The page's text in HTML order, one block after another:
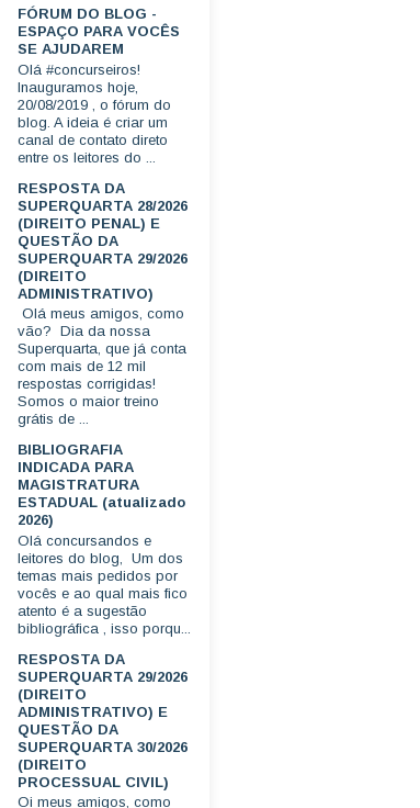
FÓRUM DO BLOG -
ESPAÇO PARA VOCÊS
SE AJUDAREM
Olá #concurseiros!
Inauguramos hoje,
20/08/2019 , o fórum do
blog. A ideia é criar um
canal de contato direto
entre os leitores do ...
RESPOSTA DA
SUPERQUARTA 28/2026
(DIREITO PENAL) E
QUESTÃO DA
SUPERQUARTA 29/2026
(DIREITO
ADMINISTRATIVO)
Olá meus amigos, como
vão? Dia da nossa
Superquarta, que já conta
com mais de 12 mil
respostas corrigidas!
Somos o maior treino
grátis de ...
BIBLIOGRAFIA
INDICADA PARA
MAGISTRATURA
ESTADUAL (atualizado
2026)
Olá concursandos e
leitores do blog, Um dos
temas mais pedidos por
vocês e ao qual mais fico
atento é a sugestão
bibliográfica , isso porqu...
RESPOSTA DA
SUPERQUARTA 29/2026
(DIREITO
ADMINISTRATIVO) E
QUESTÃO DA
SUPERQUARTA 30/2026
(DIREITO
PROCESSUAL CIVIL)
Oi meus amigos, como